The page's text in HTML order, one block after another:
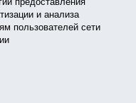
и анализа
пользователей сети